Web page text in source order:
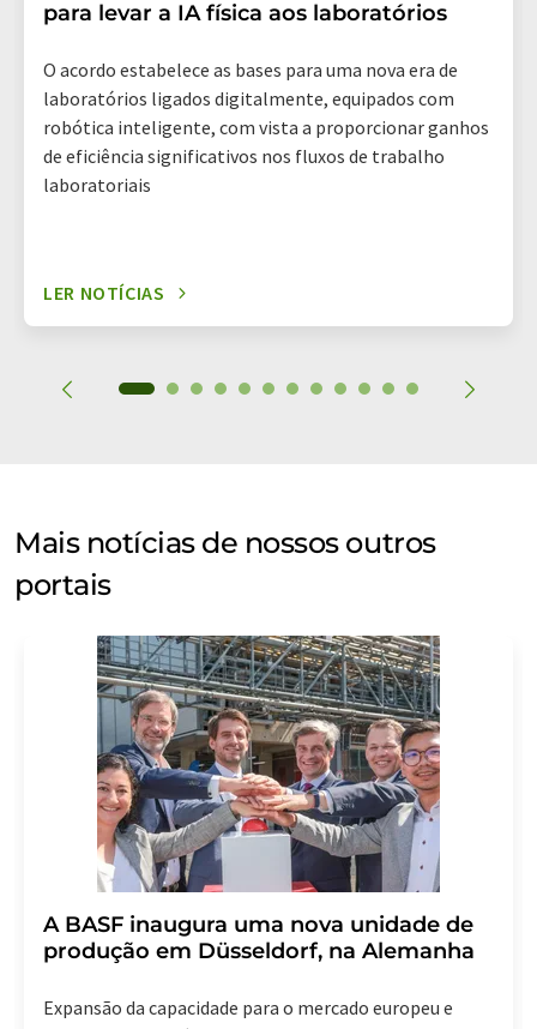
para levar a IA física aos laboratórios
O acordo estabelece as bases para uma nova era de
laboratórios ligados digitalmente, equipados com
robótica inteligente, com vista a proporcionar ganhos
de eficiência significativos nos fluxos de trabalho
laboratoriais
LER NOTÍCIAS
Mais notícias de nossos outros
portais
A BASF inaugura uma nova unidade de
produção em Düsseldorf, na Alemanha
Expansão da capacidade para o mercado europeu e